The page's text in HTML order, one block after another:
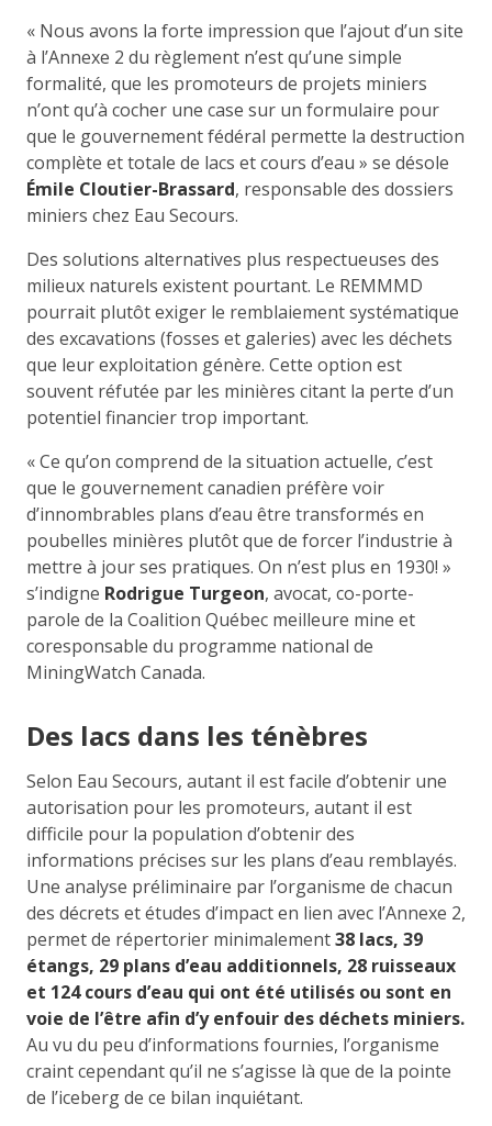
« Nous avons la forte impression que l’ajout d’un site
à l’Annexe 2 du règlement n’est qu’une simple
formalité, que les promoteurs de projets miniers
n’ont qu’à cocher une case sur un formulaire pour
que le gouvernement fédéral permette la destruction
complète et totale de lacs et cours d’eau » se désole
Émile Cloutier-Brassard, responsable des dossiers
miniers chez Eau Secours.
Des solutions alternatives plus respectueuses des
milieux naturels existent pourtant. Le REMMMD
pourrait plutôt exiger le remblaiement systématique
des excavations (fosses et galeries) avec les déchets
que leur exploitation génère. Cette option est
souvent réfutée par les minières citant la perte d’un
potentiel financier trop important.
« Ce qu’on comprend de la situation actuelle, c’est
que le gouvernement canadien préfère voir
d’innombrables plans d’eau être transformés en
poubelles minières plutôt que de forcer l’industrie à
mettre à jour ses pratiques. On n’est plus en 1930! »
s’indigne Rodrigue Turgeon, avocat, co-porte-
parole de la Coalition Québec meilleure mine et
coresponsable du programme national de
MiningWatch Canada.
Des lacs dans les ténèbres
Selon Eau Secours, autant il est facile d’obtenir une
autorisation pour les promoteurs, autant il est
difficile pour la population d’obtenir des
informations précises sur les plans d’eau remblayés.
Une analyse préliminaire par l’organisme de chacun
des décrets et études d’impact en lien avec l’Annexe 2,
permet de répertorier minimalement38 lacs, 39
étangs, 29 plans d’eau additionnels, 28 ruisseaux
et 124 cours d’eau qui ont été utilisés ou sont en
voie de l’être afin d’y enfouir des déchets miniers.
Au vu du peu d’informations fournies, l’organisme
craint cependant qu’il ne s’agisse là que de la pointe
de l’iceberg de ce bilan inquiétant.